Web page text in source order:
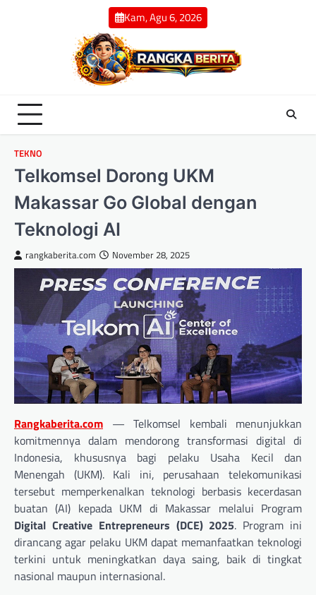
Kam, Agu 6, 2026
TEKNO
Telkomsel Dorong UKM
Makassar Go Global dengan
Teknologi AI
rangkaberita.com November 28, 2025
Rangkaberita.com — Telkomsel kembali menunjukkan
komitmennya dalam mendorong transformasi digital di
Indonesia, khususnya bagi pelaku Usaha Kecil dan
Menengah (UKM). Kali ini, perusahaan telekomunikasi
tersebut memperkenalkan teknologi berbasis kecerdasan
buatan (AI) kepada UKM di Makassar melalui Program
Digital Creative Entrepreneurs (DCE) 2025. Program ini
dirancang agar pelaku UKM dapat memanfaatkan teknologi
terkini untuk meningkatkan daya saing, baik di tingkat
nasional maupun internasional.